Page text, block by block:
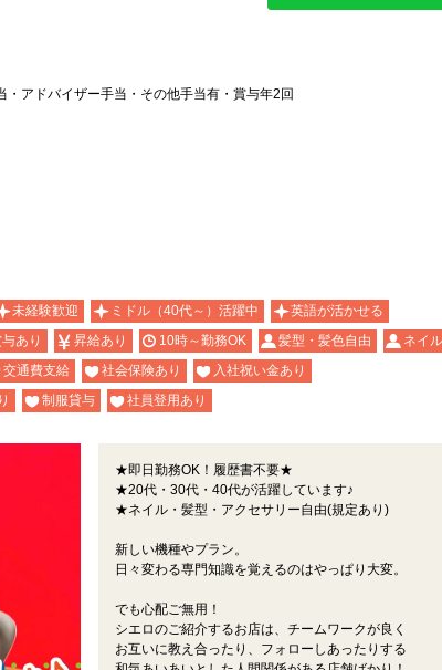
アドバイザー手当・その他手当有・賞与年2回
未経験歓迎 ミドル（40代～）活躍中
英語が活かせる
あり 昇給あり 10時～勤務OK 髪型・髪色自由
ネイ
交通費支給 社会保険あり
入社祝い金あり
制服貸与 社員登用あり
★即日勤務OK！履歴書不要★
★20代・30代・40代が活躍しています♪
★ネイル・髪型・アクセサリー自由(規定あり)
新しい機種やプラン。
日々変わる専門知識を覚えるのはやっぱり大変。
でも心配ご無用！
シエロのご紹介するお店は、チームワークが良く
お互いに教え合ったり、フォローしあったりする